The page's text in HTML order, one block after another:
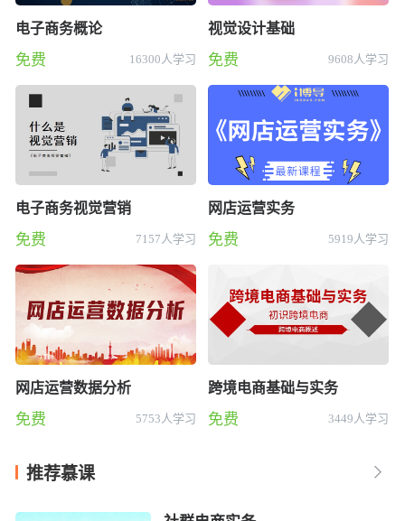
电子商务概论
免费 16300人学习
视觉设计基础
免费 9608人学习
电子商务视觉营销
免费 7157人学习
网店运营实务
免费 5919人学习
网店运营数据分析
免费 5753人学习
跨境电商基础与实务
免费 3449人学习
推荐慕课 